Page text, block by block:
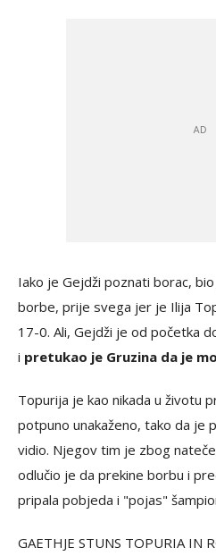
Iako je Gejdži poznati borac,
borbe, prije svega jer je Ilija
17-0. Ali, Gejdži je od početka
i pretukao je Gruzina da je
Topurija je kao nikada u životu
potpuno unakaženo, tako da je
vidio. Njegov tim je zbog
odlučio je da prekine borbu i
pripala pobjeda i "pojas"
GAETHJE STUNS TOPURIA IN